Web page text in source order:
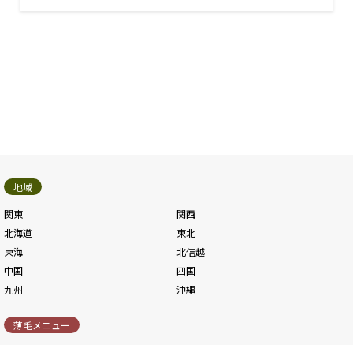
地域
関東
関西
北海道
東北
東海
北信越
中国
四国
九州
沖縄
薄毛メニュー